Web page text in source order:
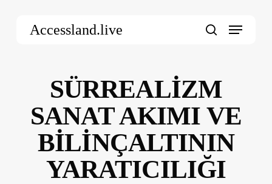
Accessland.live Menu
SÜRREALİZM
SANAT AKIMI VE
BİLİNÇALTININ
YARATICILIĞI